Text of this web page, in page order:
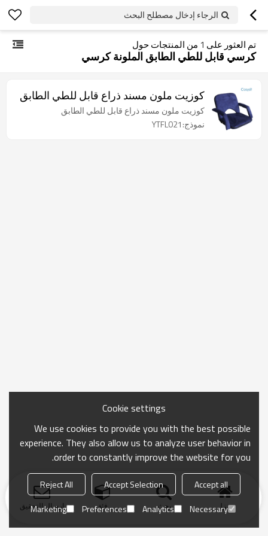
الرجاء إدخال مصطلح البحث
تم العثور على 1 من المنتجات حول
كرسي قابل للطي الطابق الملونة كرسي
كوزيت ملون مسند ذراع قابل للطي الطابق
كوزيت ملون مسند ذراع قابل للطي الطابق
نموذج:YTFL021
منزل بحث فئة ارسال التحقيق
Cookie settings
We use cookies to provide you with the best possible
experience. They also allow us to analyze user behavior in
order to constantly improve the website for you.
Accept all
Accept Selection
Reject All
Necessary
Analytics
Preferences
Marketing